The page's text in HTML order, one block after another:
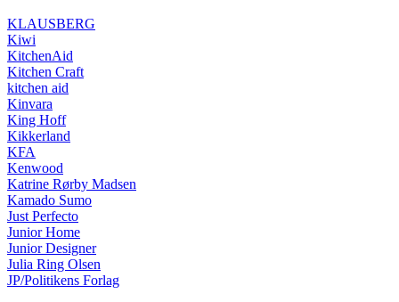
KLAUSBERG
Kiwi
KitchenAid
Kitchen Craft
kitchen aid
Kinvara
King Hoff
Kikkerland
KFA
Kenwood
Katrine Rørby Madsen
Kamado Sumo
Just Perfecto
Junior Home
Junior Designer
Julia Ring Olsen
JP/Politikens Forlag